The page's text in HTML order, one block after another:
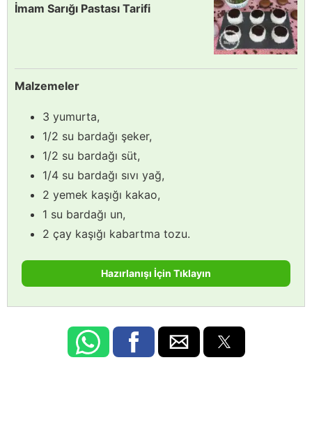
İmam Sarığı Pastası Tarifi
Malzemeler
3 yumurta,
1/2 su bardağı şeker,
1/2 su bardağı süt,
1/4 su bardağı sıvı yağ,
2 yemek kaşığı kakao,
1 su bardağı un,
2 çay kaşığı kabartma tozu.
Hazırlanışı İçin Tıklayın